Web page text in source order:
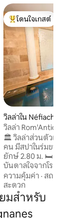
จาก 5, 30 รีวิว
โดนใจเกสต์ที่สุด
โดนใจเกสต์
วิลล่าใน Néfiach
วิลล่า
🏛️ วิลล่าส่วนตัวเต็
คน มีสปาในร่มขนา
ยักษ์ 2.80 ม. 🛏️ แล
บันดาลใจจากโรมโบราณ
Rom'Antiqua อยู่
15 นาที เหมาะสำ
การแต่งงาน 💍 ข
ผ่อนสุดโรแมนติก ❤️ 🔐 ไม่มีพื้นที่ใช้ร่ว
หรือเพื่อนบ้านอยู่ต
ความคุ้มค่า · สถาน
สะดวก
มสำหรับ